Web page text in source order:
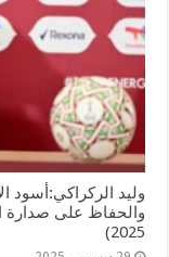
وليد الركراكي:أسود
والحفاظ على صدارة
2025)